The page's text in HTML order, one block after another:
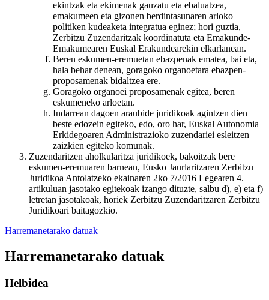
ekintzak eta ekimenak gauzatu eta ebaluatzea,
emakumeen eta gizonen berdintasunaren arloko
politiken kudeaketa integratua eginez; hori guztia,
Zerbitzu Zuzendaritzak koordinatuta eta Emakunde-
Emakumearen Euskal Erakundearekin elkarlanean.
Beren eskumen-eremuetan ebazpenak ematea, bai eta,
hala behar denean, goragoko organoetara ebazpen-
proposamenak bidaltzea ere.
Goragoko organoei proposamenak egitea, beren
eskumeneko arloetan.
Indarrean dagoen araubide juridikoak agintzen dien
beste edozein egiteko, edo, oro har, Euskal Autonomia
Erkidegoaren Administrazioko zuzendariei esleitzen
zaizkien egiteko komunak.
Zuzendaritzen aholkularitza juridikoek, bakoitzak bere
eskumen-eremuaren barnean, Eusko Jaurlaritzaren Zerbitzu
Juridikoa Antolatzeko ekainaren 2ko 7/2016 Legearen 4.
artikuluan jasotako egitekoak izango dituzte, salbu d), e) eta f)
letretan jasotakoak, horiek Zerbitzu Zuzendaritzaren Zerbitzu
Juridikoari baitagozkio.
Harremanetarako datuak
Harremanetarako datuak
Helbidea